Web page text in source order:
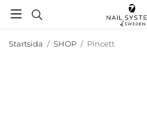
Startsida / SHOP / Pincett